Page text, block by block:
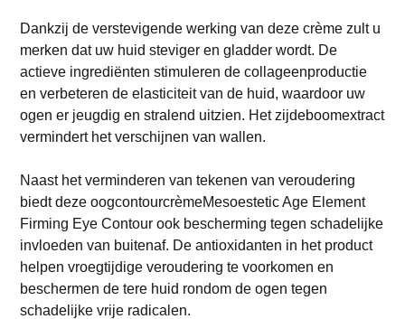
Dankzij de verstevigende werking van deze crème zult u
merken dat uw huid steviger en gladder wordt. De
actieve ingrediënten stimuleren de collageenproductie
en verbeteren de elasticiteit van de huid, waardoor uw
ogen er jeugdig en stralend uitzien. Het zijdeboomextract
vermindert het verschijnen van wallen.
Naast het verminderen van tekenen van veroudering
biedt deze oogcontourcrèmeMesoestetic Age Element
Firming Eye Contour ook bescherming tegen schadelijke
invloeden van buitenaf. De antioxidanten in het product
helpen vroegtijdige veroudering te voorkomen en
beschermen de tere huid rondom de ogen tegen
schadelijke vrije radicalen.